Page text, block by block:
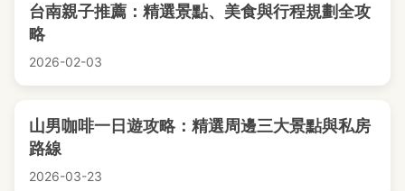
台南親子推薦：精選景點、美食與行程規劃全攻
略
2026-02-03
山男咖啡一日遊攻略：精選周邊三大景點與私房
路線
2026-03-23